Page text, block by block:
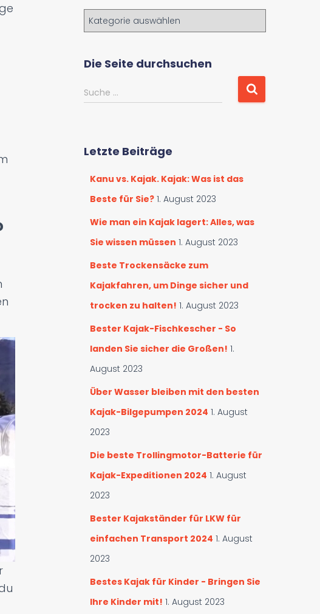
a
g
r
d
Die Seite durchsuchen
S
u
n
Suche …
Letzte Beiträge
Kanu vs. Kajak. Kajak: Was ist das
Beste für Sie? 1. August 2023
Wie man ein Kajak lagert: Alles, was
Sie wissen müssen 1. August 2023
Beste Trockensäcke zum
Kajakfahren, um Dinge sicher und
trocken zu halten! 1. August 2023
Bester Kajak-Fischkescher - So
landen Sie sicher die Großen! 1.
August 2023
Über Wasser bleiben mit den besten
Kajak-Bilgepumpen 2024 1. August
2023
Die beste Trollingmotor-Batterie für
Kajak-Expeditionen 2024 1. August
2023
Bester Kajakständer für LKW für
einfachen Transport 2024 1. August
2023
Bestes Kajak für Kinder - Bringen Sie
Ihre Kinder mit! 1. August 2023